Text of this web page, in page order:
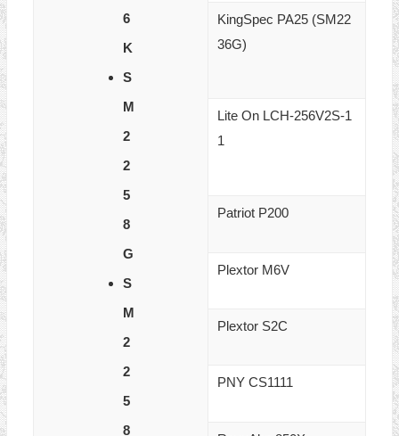
6
K
S
M
2
2
5
8
G
S
M
2
2
5
8
KingSpec PA25 (SM22
36G)
Lite On LCH-256V2S-1
1
Patriot P200
Plextor M6V
Plextor S2C
PNY CS1111